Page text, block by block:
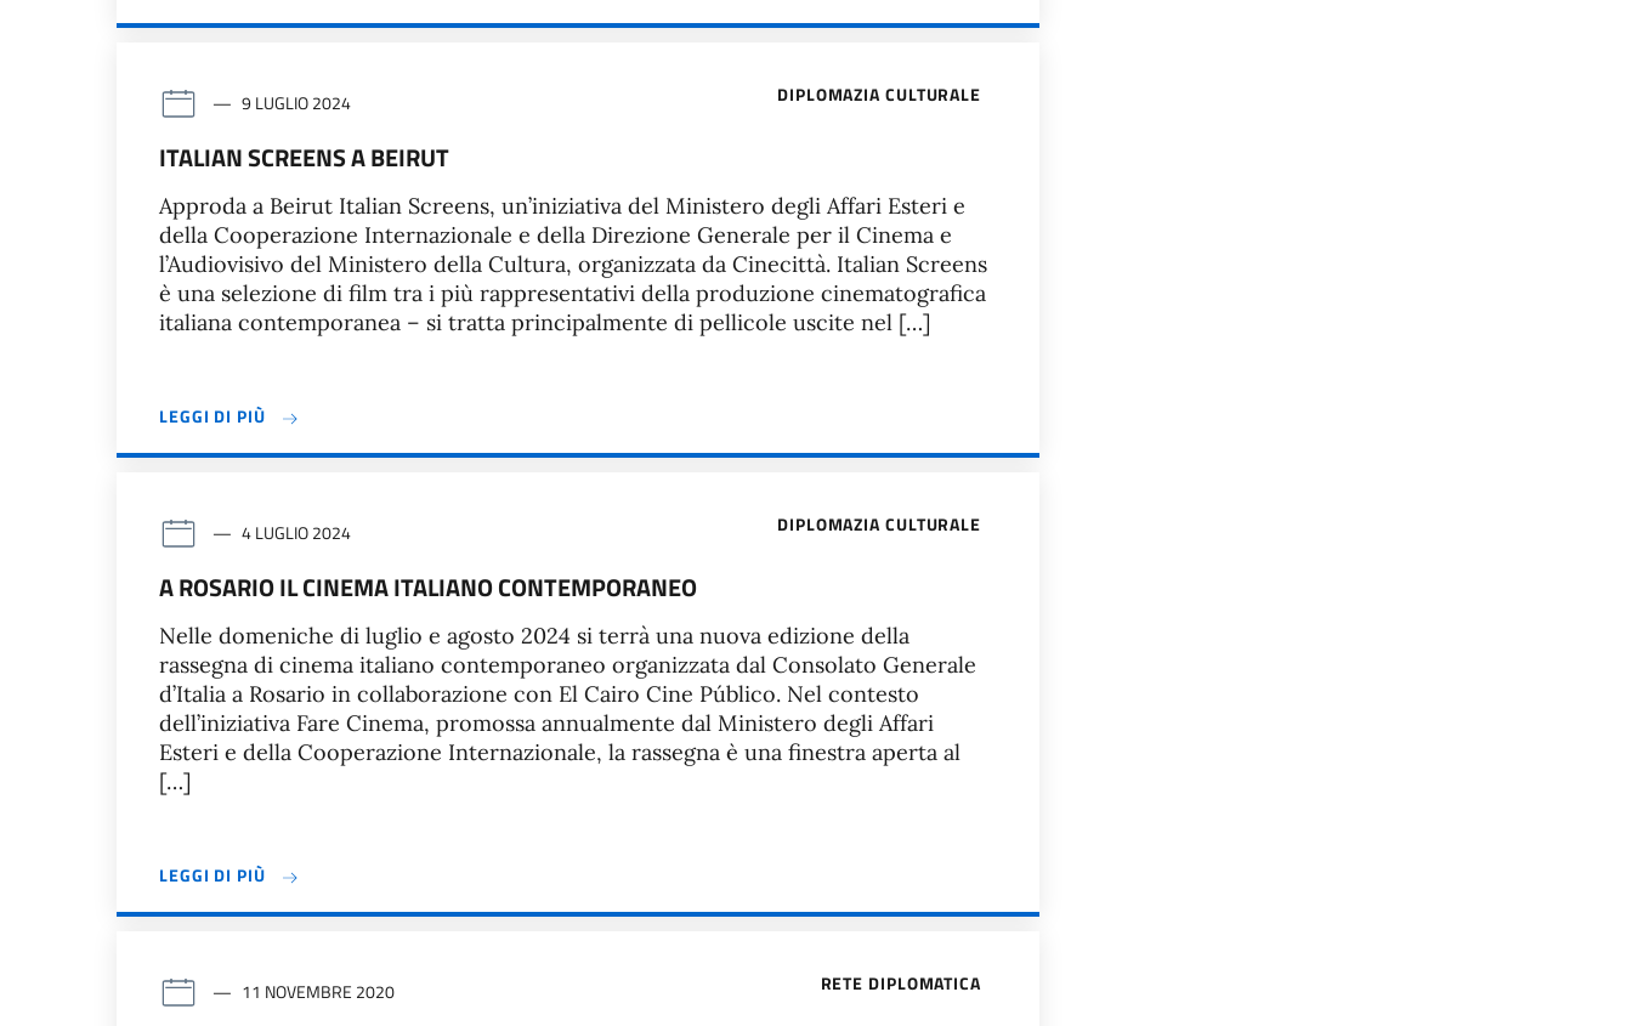
DIPLOMAZIA CULTURALE
9 LUGLIO 2024
ITALIAN SCREENS A BEIRUT
Approda a Beirut Italian Screens, un’iniziativa del Ministero degli Affari Esteri e
della Cooperazione Internazionale e della Direzione Generale per il Cinema e
l’Audiovisivo del Ministero della Cultura, organizzata da Cinecittà. Italian Screens
è una selezione di film tra i più rappresentativi della produzione cinematografica
italiana contemporanea – si tratta principalmente di pellicole uscite nel […]
LEGGI DI PIÙ
DIPLOMAZIA CULTURALE
4 LUGLIO 2024
A ROSARIO IL CINEMA ITALIANO CONTEMPORANEO
Nelle domeniche di luglio e agosto 2024 si terrà una nuova edizione della
rassegna di cinema italiano contemporaneo organizzata dal Consolato Generale
d’Italia a Rosario in collaborazione con El Cairo Cine Público. Nel contesto
dell’iniziativa Fare Cinema, promossa annualmente dal Ministero degli Affari
Esteri e della Cooperazione Internazionale, la rassegna è una finestra aperta al
[…]
LEGGI DI PIÙ
RETE DIPLOMATICA
11 NOVEMBRE 2020